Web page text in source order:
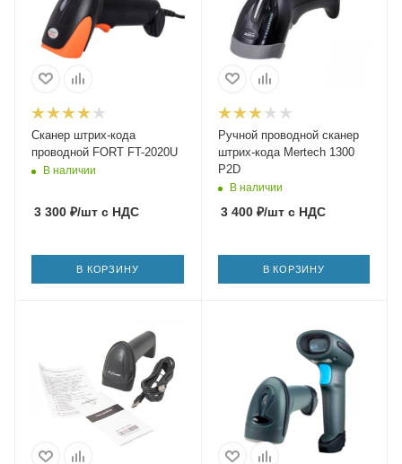
Сканер штрих-кода
проводной FORT FT-2020U
В наличии
3 300 ₽/шт с НДС
В КОРЗИНУ
Ручной проводной сканер
штрих-кода Mertech 1300
P2D
В наличии
3 400₽/штс НДС
В КОРЗИНУ